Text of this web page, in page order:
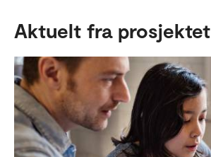
Aktuelt fra prosjektet